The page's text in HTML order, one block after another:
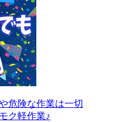
危険な作業は一切
ク軽作業♪